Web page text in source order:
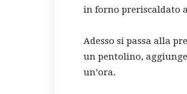
in forno preriscaldato
Adesso si passa alla
un pentolino,
un’ora.